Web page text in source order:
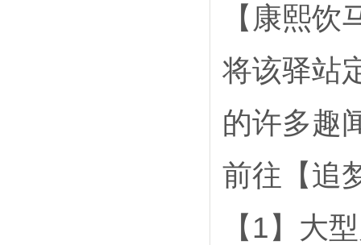
【康熙
将该驿站
的许多趣
前往【追
【1】大